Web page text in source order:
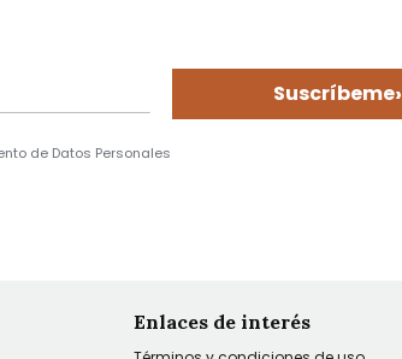
Suscríbeme›
de Datos Personales
Enlaces de interés